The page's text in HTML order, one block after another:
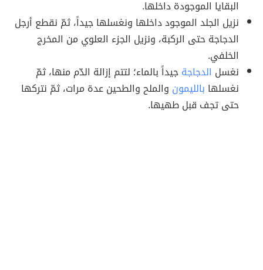
البقايا الموجودة داخلها.
نزيل الجلد الموجود داخلها ونغسلها جيداً، ثمّ نقطع أرجل
الدجاجة حتى الركبة، ونزيل الجزء العلوي من المخرج
الخلفي.
نغسل الدجاجةجيداً بالماء؛ لتتم إزالة الدّم منها، ثمّ
نغسلها بالليمون والملح والطحين عدة مرات، ثمّ نتركها
حتى تجف قبل طهيها.